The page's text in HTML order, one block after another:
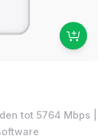
tot 5764 Mbps |